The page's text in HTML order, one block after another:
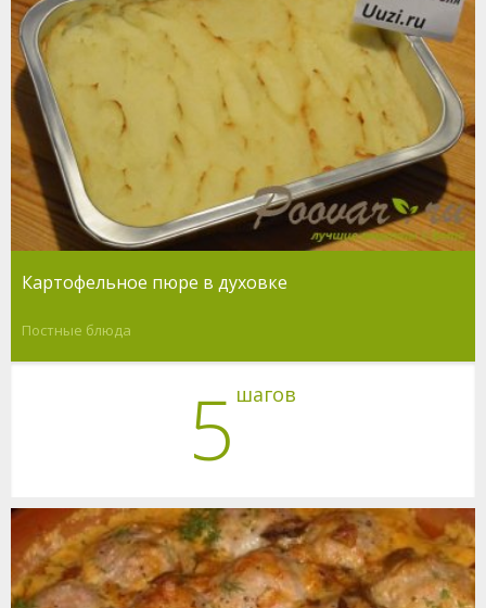
Картофельное пюре в духовке
Постные блюда
5 шагов